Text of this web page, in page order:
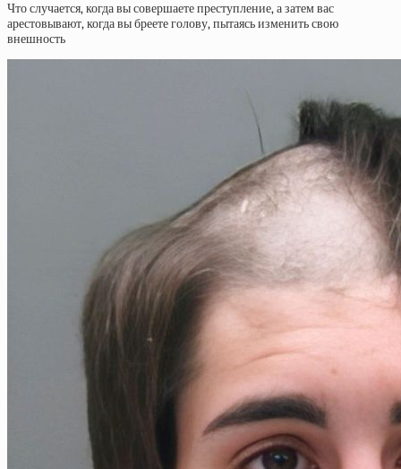
Что случается, когда вы совершаете преступление, а затем вас
арестовывают, когда вы бреете голову, пытаясь изменить свою
внешность